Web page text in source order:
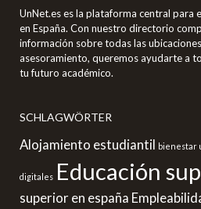
UnNet.es es la plataforma central para
en España. Con nuestro directorio
información sobre todas las
asesoramiento, queremos ayudarte a
tu futuro académico.
SCHLAGWÖRTER
Alojamiento estudiantil bienestar
digitales Educación
superior en españa